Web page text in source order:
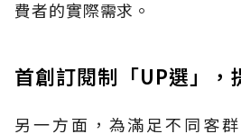
費者的實際需求。
首創訂閱制「UP選」，
另一方面，為滿足不同客